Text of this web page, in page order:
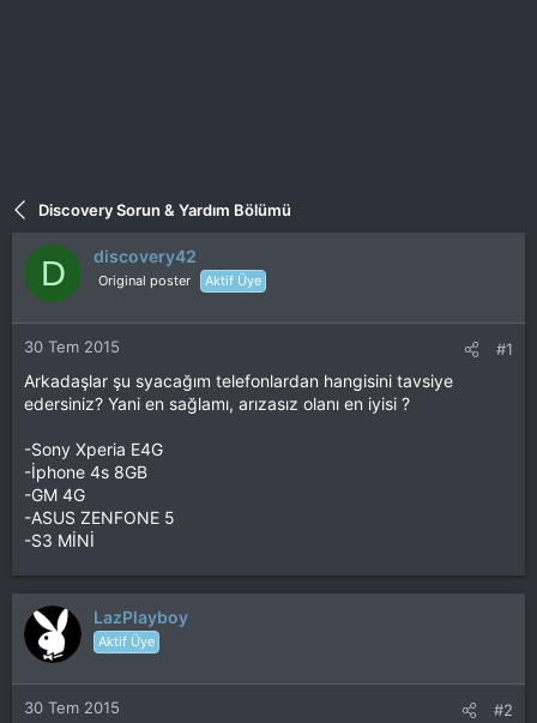
Discovery Sorun & Yardım Bölümü
D discovery42
Original poster Aktif Üye
30 Tem 2015 #1
Arkadaşlar şu syacağım telefonlardan hangisini tavsiye
edersiniz? Yani en sağlamı, arızasız olanı en iyisi ?
-Sony Xperia E4G
-İphone 4s 8GB
-GM 4G
-ASUS ZENFONE 5
-S3 MİNİ
LazPlayboy
Aktif Üye
30 Tem 2015 #2